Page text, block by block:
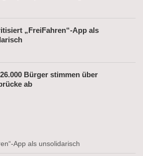
„FreiFahren“-App als
Bürger stimmen über
ab
App als unsolidarisch